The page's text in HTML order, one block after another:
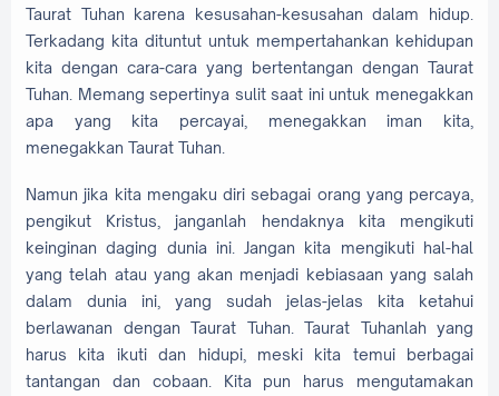
Taurat Tuhan karena kesusahan-kesusahan dalam hidup.
Terkadang kita dituntut untuk mempertahankan kehidupan
kita dengan cara-cara yang bertentangan dengan Taurat
Tuhan. Memang sepertinya sulit saat ini untuk menegakkan
apa yang kita percayai, menegakkan iman kita,
menegakkan Taurat Tuhan.
Namun jika kita mengaku diri sebagai orang yang percaya,
pengikut Kristus, janganlah hendaknya kita mengikuti
keinginan daging dunia ini. Jangan kita mengikuti hal-hal
yang telah atau yang akan menjadi kebiasaan yang salah
dalam dunia ini, yang sudah jelas-jelas kita ketahui
berlawanan dengan Taurat Tuhan. Taurat Tuhanlah yang
harus kita ikuti dan hidupi, meski kita temui berbagai
tantangan dan cobaan. Kita pun harus mengutamakan